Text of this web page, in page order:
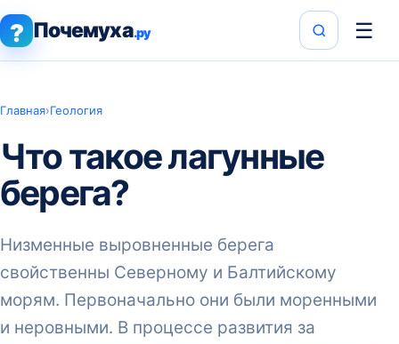
? Почемуха.ру ☰
Главная›Геология
Что такое лагунные
берега?
Низменные выровненные берега
свойственны Северному и Балтийскому
морям. Первоначально они были моренными
и неровными. В процессе развития за